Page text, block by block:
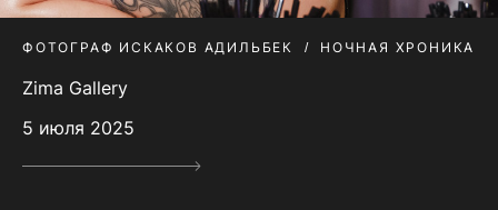
ФОТОГРАФ ИСКАКОВ АДИЛЬБЕК НОЧНАЯ ХРОНИКА
Zima Gallery
5 июля 2025